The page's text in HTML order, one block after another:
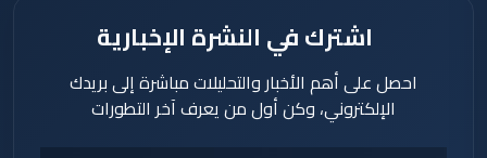
اشترك في النشرة الإخبارية
احصل على أهم الأخبار والتحليلات مباشرة إلى بريدك
الإلكتروني، وكن أول من يعرف آخر التطورات